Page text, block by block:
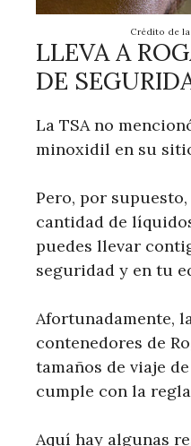
Crédito de
LLEVA A
DE
La TSA no
minoxidil en su
Pero, por
cantidad de
puedes llevar
seguridad y en tu
Afortunadamente,
contenedores de
tamaños de viaje
cumple con la
Aquí hay algunas